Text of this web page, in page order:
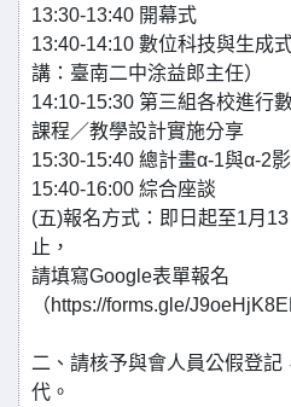
13:30-13:40 開幕式
13:40-14:10 數位科技與生成
講：臺南二中涂益郎主任）
14:10-15:30 第三組各校進行
課程／教學設計實施分享
15:30-15:40 總計畫α-1與α-2
15:40-16:00 綜合座談
(五)報名方式：即日起至1月
止，
請填寫Google表單報名
（https://forms.gle/
二、請核予與會人員公假登記
代。